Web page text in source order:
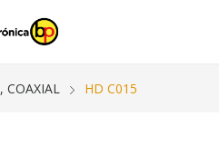
COAXIAL HD C015